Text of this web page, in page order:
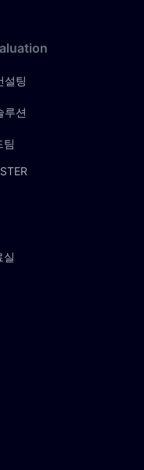
설팅
루션
팀
실